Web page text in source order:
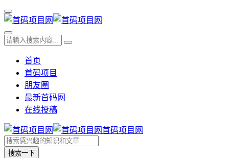
首页
首码项目
朋友圈
最新首码网
在线投稿
首码项目网
搜索一下